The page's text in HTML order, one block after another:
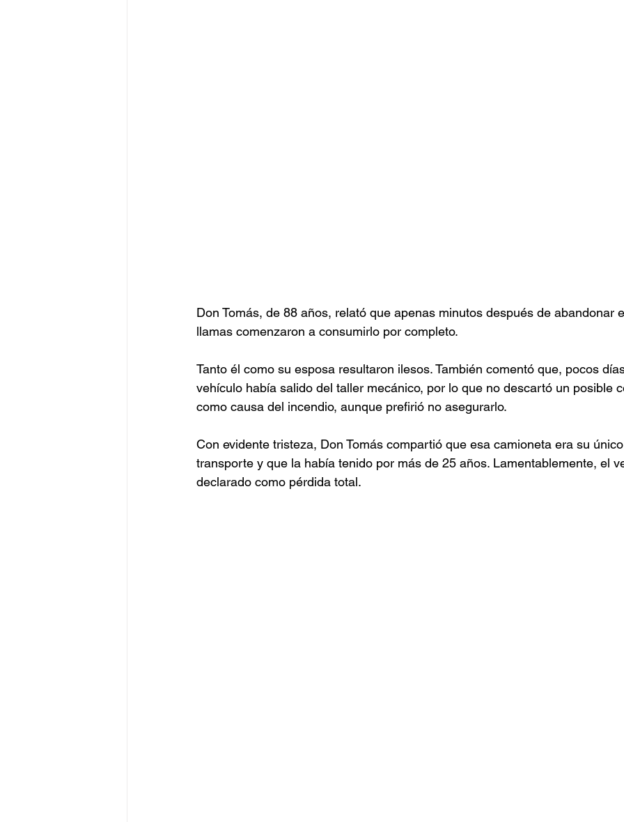
Don Tomás, de 88 años, relató que apenas minutos después de abandonar
llamas comenzaron a consumirlo por completo.
Tanto él como su esposa resultaron ilesos. También comentó que, pocos
vehículo había salido del taller mecánico, por lo que no descartó un posible
como causa del incendio, aunque prefirió no asegurarlo.
Con evidente tristeza, Don Tomás compartió que esa camioneta era su
transporte y que la había tenido por más de 25 años. Lamentablemente, el
declarado como pérdida total.